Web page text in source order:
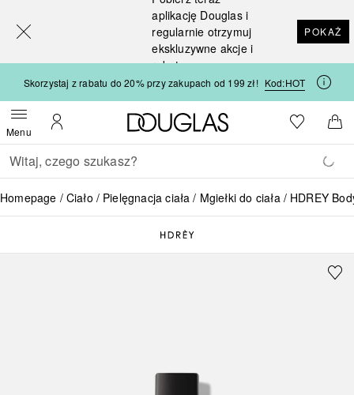
aplikację Douglas i
regularnie otrzymuj
ekskluzywne akcje i
rabaty
POKAŻ
Skorzystaj z rabatu do 20% przy zakupach od 199 zł! Kod:HOT
MenuOtwórz menuMoje konto
Strona główna Douglas
Do listyDo
Wracać
Wykonaj wyszukiwanie
Homepage Ciało Pielęgnacja ciała Mgiełki do ciała HDREY
[navigation.slideout.screenreader]